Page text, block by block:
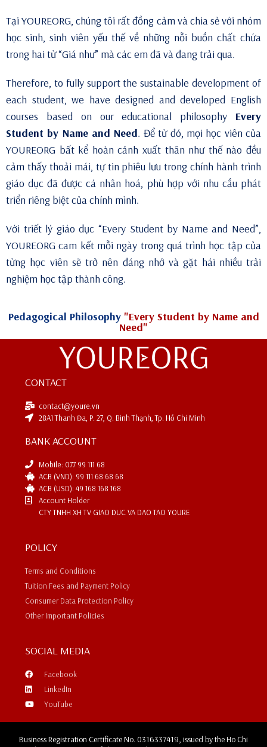
Tại YOUREORG, chúng tôi rất đồng cảm và chia sẻ với nhóm
học sinh, sinh viên yếu thế về những nỗi buồn chất chứa
trong hai từ “Giá như” mà các em đã và đang trải qua.
Therefore, to fully support the sustainable development of
each student, we have designed and developed English
courses based on our educational philosophy Every
Student by Name and Need. Để từ đó, mọi học viên của
YOUREORG bất kể hoàn cảnh xuất thân như thế nào đều
cảm thấy thoải mái, tự tin phiêu lưu trong chính hành trình
giáo dục đã được cá nhân hoá, phù hợp với nhu cầu phát
triển riêng biệt của chính mình.
Với triết lý giáo dục “Every Student by Name and Need”,
YOUREORG cam kết mỗi ngày trong quá trình học tập của
từng học viên sẽ trở nên đáng nhớ và gặt hái nhiều trải
nghiệm học tập thành công.
Pedagogical Philosophy "Every Student by Name and
Need"
CONTACT
contact@youre.vn
28A1 Thanh Đa, P. 27, Q. Bình Thạnh, Tp. Hồ Chí Minh
BANK ACCOUNT
Mobile: 077 99 111 68
ACB (VND): 99 111 68 68 68
ACB (USD): 49 168 168 168
Account Holder
CTY TNHH XH TV GIAO DUC VA DAO TAO YOURE
POLICY
Terms and Conditions
Tuition Fees and Payment Policy
Consumer Data Protection Policy
Other Important Policies
SOCIAL MEDIA
Facebook
LinkedIn
YouTube
Business Registration Certificate No. 0316337419, issued by the Ho Chi